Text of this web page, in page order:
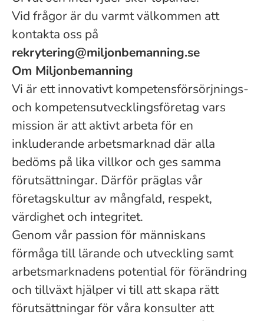
Vid frågor är du varmt välkommen att
kontakta oss på
rekrytering@miljonbemanning.se
Om Miljonbemanning
Vi är ett innovativt kompetensförsörjnings-
och kompetensutvecklingsföretag vars
mission är att aktivt arbeta för en
inkluderande arbetsmarknad där alla
bedöms på lika villkor och ges samma
förutsättningar. Därför präglas vår
företagskultur av mångfald, respekt,
värdighet och integritet.
Genom vår passion för människans
förmåga till lärande och utveckling samt
arbetsmarknadens potential för förändring
och tillväxt hjälper vi till att skapa rätt
förutsättningar för våra konsulter att